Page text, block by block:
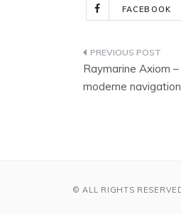
FACEBOOK
Raymarine Axiom
moderne
© ALL RIGHTS